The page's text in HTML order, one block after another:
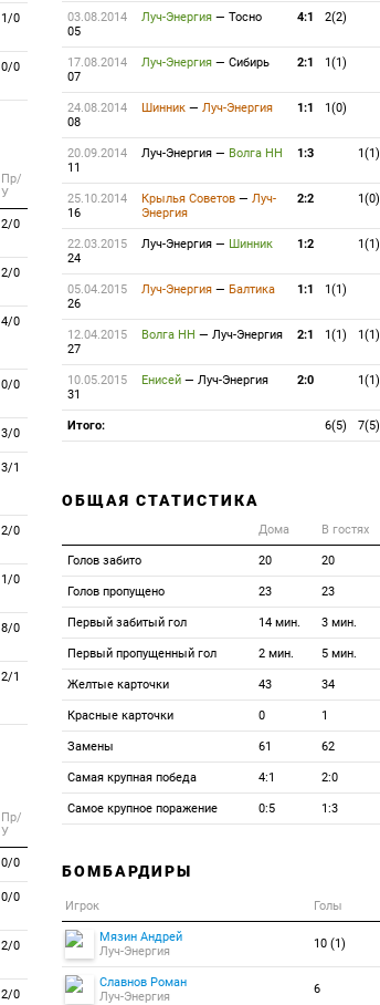
1/0
0/0
Пр/
У
2/0
2/0
4/0
0/0
3/0
3/1
2/0
1/0
8/0
2/1
Пр/
У
0/0
0/0
2/0
2/0
03.08.2014
05
Луч-Энергия — Тосно 4:1 2(2)
17.08.2014
07
Луч-Энергия — Сибирь 2:1 1(1)
24.08.2014
08
Шинник — Луч-Энергия 1:1 1(0)
20.09.2014
11
Луч-Энергия — Волга НН 1:3 1(1)
25.10.2014
16
Крылья Советов — Луч-
Энергия
2:2 1(0)
22.03.2015
24
Луч-Энергия — Шинник 1:2 1(1)
05.04.2015
26
Луч-Энергия — Балтика 1:1 1(1)
12.04.2015
27
Волга НН — Луч-Энергия 2:1 1(1) 1(1)
10.05.2015
31
Енисей — Луч-Энергия 2:0 1(1)
Итого: 6(5) 7(5)
ОБЩАЯ СТАТИСТИКА
Дома В гостях
Голов забито 20 20
Голов пропущено 23 23
Первый забитый гол 14 мин. 3 мин.
Первый пропущенный гол 2 мин. 5 мин.
Желтые карточки 43 34
Красные карточки 0 1
Замены 61 62
Самая крупная победа 4:1 2:0
Самое крупное поражение 0:5 1:3
БОМБАРДИРЫ
Игрок Голы
Мязин Андрей
Луч-Энергия
10 (1)
Славнов Роман
Луч-Энергия
6